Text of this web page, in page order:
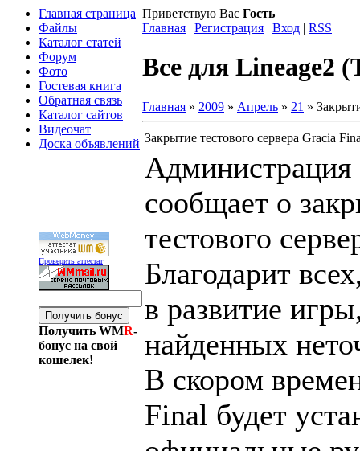
Главная страница
Файлы
Каталог статей
Форум
Фото
Гостевая книга
Обратная связь
Каталог сайтов
Видеочат
Доска объявлений
Проверить аттестат
Получить WMR-
бонус на свой
кошелек!
Приветствую Вас Гость
Главная | Регистрация | Вход | RSS
Все для Lineage2
Главная » 2009 » Апрель » 21 »
Закрытие тестового сервера Gracia
Администрация
сообщает о
тестового
Благодарит
в развитие
найденных
В скором
Final будет